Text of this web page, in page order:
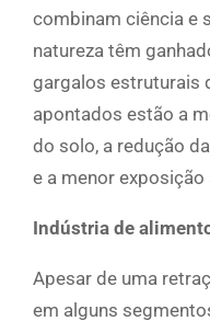
combinam ciência e
natureza têm
gargalos estruturais
apontados estão a
do solo, a redução
e a menor
Indústria de
Apesar de uma
em alguns